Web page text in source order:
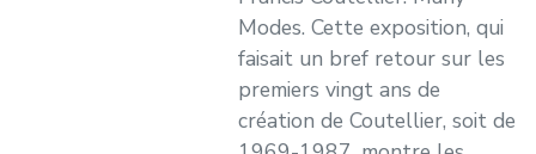
Modes. Cette exposition, qui
faisait un bref retour sur les
premiers vingt ans de
création de Coutellier, soit de